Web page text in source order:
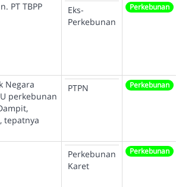
PT TBPP
Eks-
Perkebunan
Perkebunan
Negara
perkebunan
tepatnya
PTPN Perkebunan
Perkebunan
Karet
Perkebunan